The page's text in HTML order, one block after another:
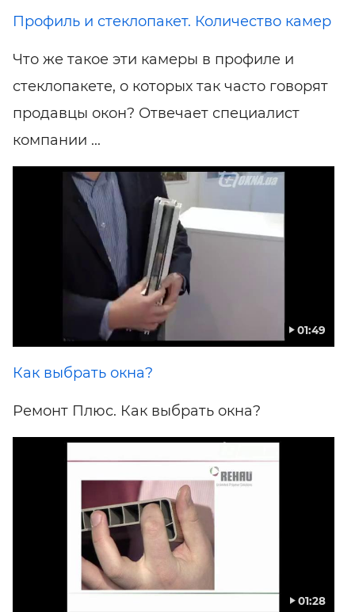
Профиль и стеклопакет. Количество камер
Что же такое эти камеры в профиле и
стеклопакете, о которых так часто говорят
продавцы окон? Отвечает специалист
компании ...
01:49
Как выбрать окна?
Ремонт Плюс. Как выбрать окна?
01:28